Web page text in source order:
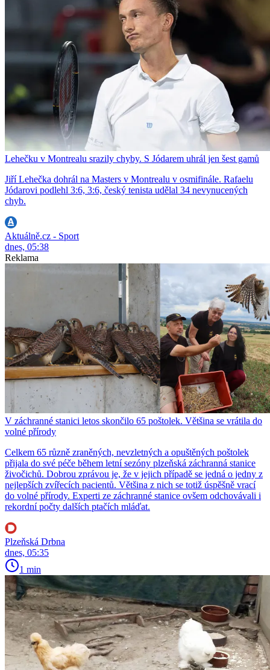
Lehečku v Montrealu srazily chyby. S Jódarem uhrál jen šest gamů
Jiří Lehečka dohrál na Masters v Montrealu v osmifinále. Rafaelu
Jódarovi podlehl 3:6, 3:6, český tenista udělal 34 nevynucených
chyb.
Aktuálně.cz - Sport
dnes, 05:38
Reklama
V záchranné stanici letos skončilo 65 poštolek. Většina se vrátila do
volné přírody
Celkem 65 různě zraněných, nevzletných a opuštěných poštolek
přijala do své péče během letní sezóny plzeňská záchranná stanice
živočichů. Dobrou zprávou je, že v jejich případě se jedná o jedny z
nejlepších zvířecích pacientů. Většina z nich se totiž úspěšně vrací
do volné přírody. Experti ze záchranné stanice ovšem odchovávali i
rekordní počty dalších ptačích mláďat.
Plzeňská Drbna
dnes, 05:35
1 min